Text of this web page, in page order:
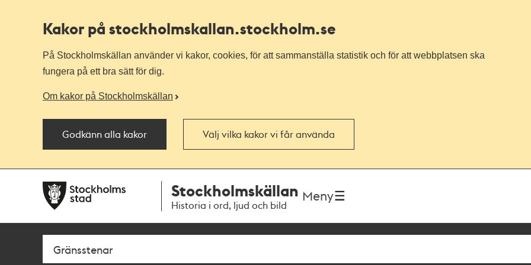
Kakor på stockholmskallan.stockholm.se
På Stockholmskällan använder vi kakor, cookies, för att sammanställa statistik och för att webbplatsen ska
fungera på ett bra sätt för dig.
Om kakor på Stockholmskällan
Godkänn alla kakor Välj vilka kakor vi får använda
navigationen
huvudinnehållet
Stockholmskällan
Historia i ord, ljud och bild
Meny
Sök